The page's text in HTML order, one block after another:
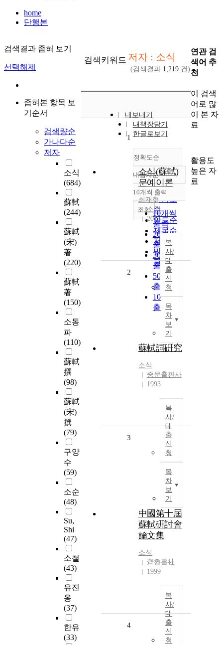
home
단행본
검색결과 좁혀 보기
선택해제
좁혀본 항목 보
기순서
검색량순
가나다순
저자
소식
(684)
蘇軾
(244)
蘇軾
(宋)
著
(220)
蘇軾
著
(150)
소동
파
(110)
蘇軾
撰
(98)
蘇軾
(宋)
撰
(79)
구양
수
(59)
소순
(48)
Su,
Shi
(47)
소철
(43)
유진
옹
(37)
한유
(33)
검색키워드 저자 : 소식
(검색결과 1,219건)
내보내기
내책장담기
한글로보기
정확도순
정확도
순
인기도
순
연도순
제목순
저자순
발행기
관순
내림차순
내림차순
10개씩 출력
10개씩
출력
20개씩
출력
30개씩
출력
50개씩
출력
100개씩
출력
조회
1
소식(蘇軾)
문예이론
최재혁
소명
2015
복
사/
대
출
신
청
목
차
보
기
2
蘇軾詞硏究
소식
중문출판사
1993
복
사/
대
출
신
청
목
차
보
기
3
中國第十屆
蘇軾硏討會
論文集
소식
齊魯書社
1999
복
사/
대
출
신
청
4
연관 검
색어 추
천
이 검색
어로 많
이 본 자
료
활용도
높은 자
료